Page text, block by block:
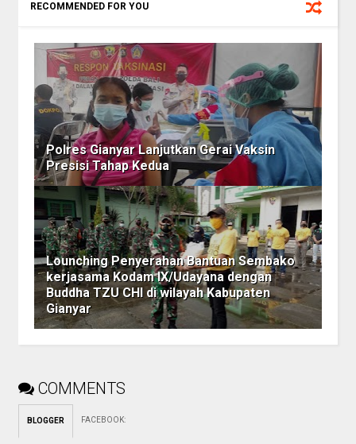
RECOMMENDED FOR YOU
Polres Gianyar Lanjutkan Gerai Vaksin
Presisi Tahap Kedua
Lounching Penyerahan Bantuan Sembako
kerjasama Kodam IX/Udayana dengan
Buddha TZU CHI di wilayah Kabupaten
Gianyar
COMMENTS
BLOGGER FACEBOOK: